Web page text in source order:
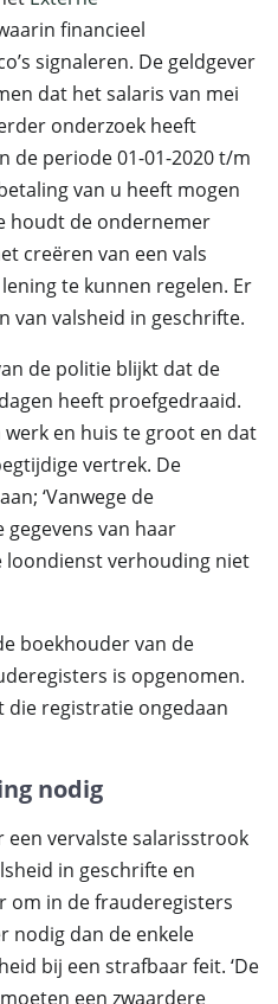
financieel
signaleren. De geldgever
dat het salaris van mei
onderzoek heeft
de periode 01-01-2020 t/m
van u heeft mogen
houdt de ondernemer
creëren van een vals
te kunnen regelen. Er
van valsheid in geschrifte.
de politie blijkt dat de
heeft proefgedraaid.
en huis te groot en dat
vertrek. De
‘Vanwege de
gegevens van haar
verhouding niet
boekhouder van de
is opgenomen.
registratie ongedaan
nodig
vervalste salarisstrook
in geschrifte en
om in de frauderegisters
nodig dan de enkele
bij een strafbaar feit. ‘De
een zwaardere